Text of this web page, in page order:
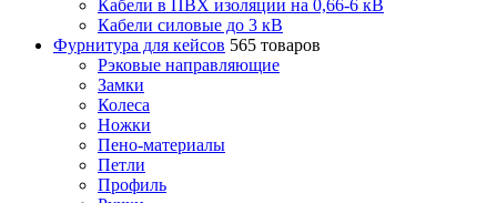
Кабели в ПВХ изоляции на 0,66-6 кВ
Кабели силовые до 3 кВ
Фурнитура для кейсов 565 товаров
Рэковые направляющие
Замки
Колеса
Ножки
Пено-материалы
Петли
Профиль